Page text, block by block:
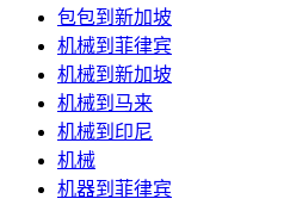
包包到新加坡
机械到菲律宾
机械到新加坡
机械到马来
机械到印尼
机械
机器到菲律宾